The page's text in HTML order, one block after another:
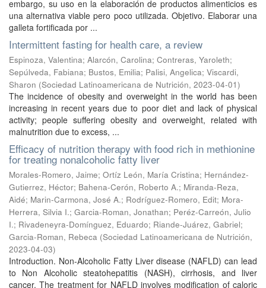
embargo, su uso en la elaboración de productos alimenticios es
una alternativa viable pero poco utilizada. Objetivo. Elaborar una
galleta fortificada por ...
Intermittent fasting for health care, a review
Espinoza, Valentina; Alarcón, Carolina; Contreras, Yaroleth;
Sepúlveda, Fabiana; Bustos, Emilia; Palisi, Angelica; Viscardi,
Sharon (Sociedad Latinoamericana de Nutrición, 2023-04-01)
The incidence of obesity and overweight in the world has been
increasing in recent years due to poor diet and lack of physical
activity; people suffering obesity and overweight, related with
malnutrition due to excess, ...
Efficacy of nutrition therapy with food rich in methionine
for treating nonalcoholic fatty liver
Morales-Romero, Jaime; Ortíz León, María Cristina; Hernández-
Gutierrez, Héctor; Bahena-Cerón, Roberto A.; Miranda-Reza,
Aidé; Marin-Carmona, José A.; Rodríguez-Romero, Edit; Mora-
Herrera, Silvia I.; Garcia-Roman, Jonathan; Peréz-Carreón, Julio
I.; Rivadeneyra-Domínguez, Eduardo; Riande-Juárez, Gabriel;
Garcia-Roman, Rebeca (Sociedad Latinoamericana de Nutrición,
2023-04-03)
Introduction. Non-Alcoholic Fatty Liver disease (NAFLD) can lead
to Non Alcoholic steatohepatitis (NASH), cirrhosis, and liver
cancer. The treatment for NAFLD involves modification of caloric